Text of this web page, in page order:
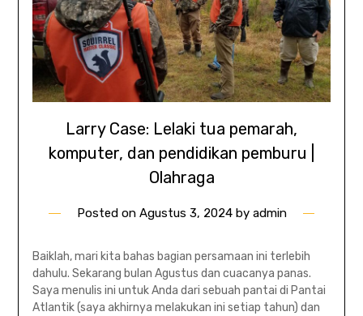
Larry Case: Lelaki tua pemarah,
komputer, dan pendidikan pemburu |
Olahraga
Posted on Agustus 3, 2024by admin
Baiklah, mari kita bahas bagian persamaan ini terlebih
dahulu. Sekarang bulan Agustus dan cuacanya panas.
Saya menulis ini untuk Anda dari sebuah pantai di Pantai
Atlantik (saya akhirnya melakukan ini setiap tahun) dan